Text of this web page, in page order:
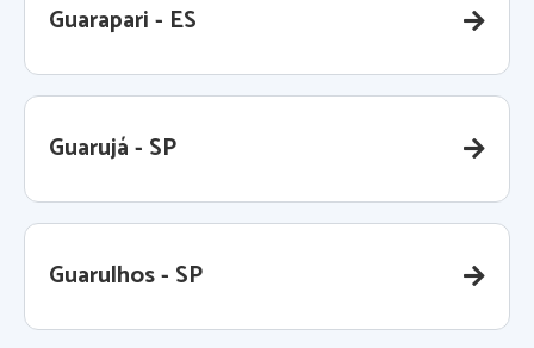
Guarapari - ES
Guarujá - SP
Guarulhos - SP